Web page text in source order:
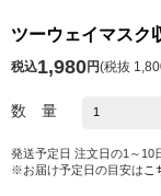
ツーウェイマスク
税込1,980円(税抜
数 量
発送予定日 注文日の1～10
※お届け予定日の目安は こ